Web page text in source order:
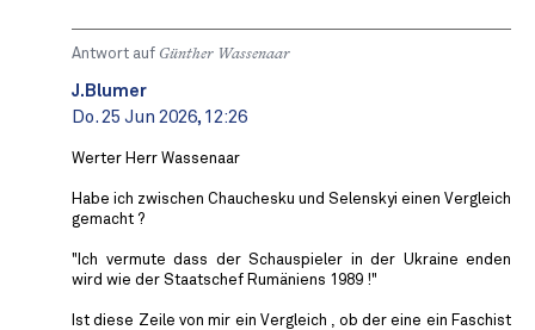
Antwort auf Günther Wassenaar
J.Blumer
Do. 25 Jun 2026, 12:26
Werter Herr Wassenaar
Habe ich zwischen Chauchesku und Selenskyi einen Vergleich
gemacht ?
"Ich vermute dass der Schauspieler in der Ukraine enden
wird wie der Staatschef Rumäniens 1989 !"
Ist diese Zeile von mir ein Vergleich , ob der eine ein Faschist